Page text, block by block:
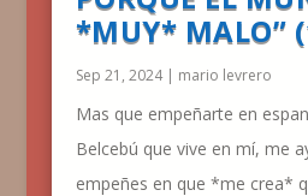
*MUY* MALO”
Sep 21, 2024| mario levrero
Mas que empeñarte en
Belcebú que vive en mí, me
empeñes en que *me crea*